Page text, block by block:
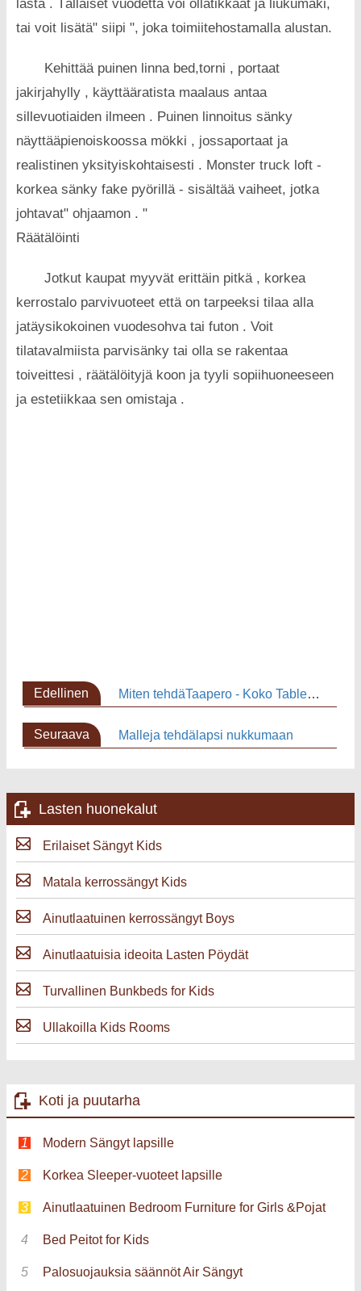
lasta . Tällaiset vuodetta voi ollatikkaat ja liukumäki,
tai voit lisätä" siipi ", joka toimiitehostamalla alustan.
Kehittää puinen linna bed,torni , portaat
jakirjahylly , käyttääratista maalaus antaa
sillevuotiaiden ilmeen . Puinen linnoitus sänky
näyttääpienoiskoossa mökki , jossaportaat ja
realistinen yksityiskohtaisesti . Monster truck loft -
korkea sänky fake pyörillä - sisältää vaiheet, jotka
johtavat" ohjaamon . "
Räätälöinti
Jotkut kaupat myyvät erittäin pitkä , korkea
kerrostalo parvivuoteet että on tarpeeksi tilaa alla
jatäysikokoinen vuodesohva tai futon . Voit
tilatavalmiista parvisänky tai olla se rakentaa
toiveittesi , räätälöityjä koon ja tyyli sopiihuoneeseen
ja estetiikkaa sen omistaja .
Edellinen
Miten tehdäTaapero - Koko Table &Tuoli Set
Seuraava
Malleja tehdälapsi nukkumaan
Lasten huonekalut
Erilaiset Sängyt Kids
Matala kerrossängyt Kids
Ainutlaatuinen kerrossängyt Boys
Ainutlaatuisia ideoita Lasten Pöydät
Turvallinen Bunkbeds for Kids
Ullakoilla Kids Rooms
Koti ja puutarha
Modern Sängyt lapsille
Korkea Sleeper-vuoteet lapsille
Ainutlaatuinen Bedroom Furniture for Girls &Pojat
Bed Peitot for Kids
Palosuojauksia säännöt Air Sängyt